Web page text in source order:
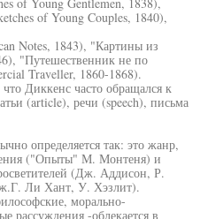
of Young Couples, 1840),
Notes, 1843), "Картины из
"Путешественник не по
Traveller, 1860-1868).
Диккенс часто обращался к
(article), речи (speech), письма
определяется так: это жанр,
("Опыты" М. Монтеня) и
(Дж. Аддисон, Р.
Ли Хант, У. Хэзлит).
морально-
рассуждения -облекается в